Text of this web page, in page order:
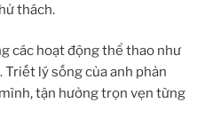
thách.
các hoạt động thể thao như
Triết lý sống của anh phản
tận hưởng trọn vẹn từng